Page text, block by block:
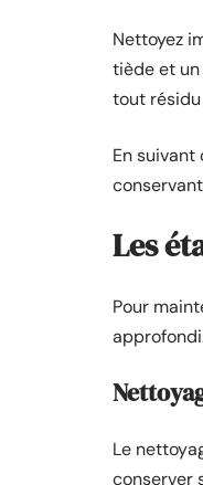
Nettoyez
tiède et
tout
En suivant
Les
Pour
Le
conserver